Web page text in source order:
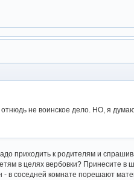
не воинское дело. НО, я
приходить к родителям и
в целях вербовки? Принесите в
- в соседней комнате порешают